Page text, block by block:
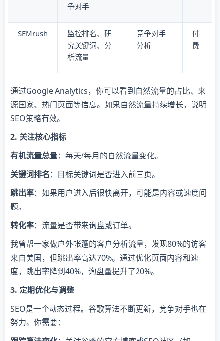
争对手
SEMrush
监控排名、研
究关键词、分
析流量
竞争对手
分析
付
费
通过Google Analytics，你可以看到自然流量的占比、来
源国家、热门页面等信息。如果自然流量持续增长，说明
SEO策略有效。
2. 关注核心指标
有机流量总量：每天/每月的自然流量变化。
关键词排名：目标关键词是否进入前三页。
跳出率：如果用户进入后很快离开，可能是内容或速度问
题。
转化率：流量是否带来询盘或订单。
我曾帮一家做户外帐篷的客户分析流量，发现80%的访客
来自美国，但跳出率高达70%。通过优化页面内容和速
度，跳出率降到40%，询盘量提升了20%。
3. 定期优化与调整
SEO是一个动态过程。谷歌算法不断更新，竞争对手也在
努力。你需要：